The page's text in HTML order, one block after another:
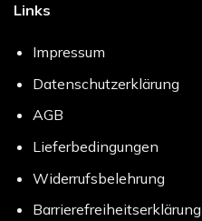
Links
Impressum
Datenschutzerklärung
AGB
Lieferbedingungen
Widerrufsbelehrung
Barrierefreiheitserklärung